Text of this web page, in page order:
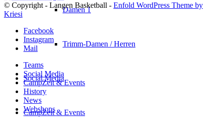
Damen 1
Trimm-Damen / Herren
Social Media
CampZeit & Events
© Copyright - Langen Basketball - Enfold WordPress Theme by
Kriesi
Facebook
Instagram
Mail
Teams
Social Media
CampZeit & Events
History
News
Webshops